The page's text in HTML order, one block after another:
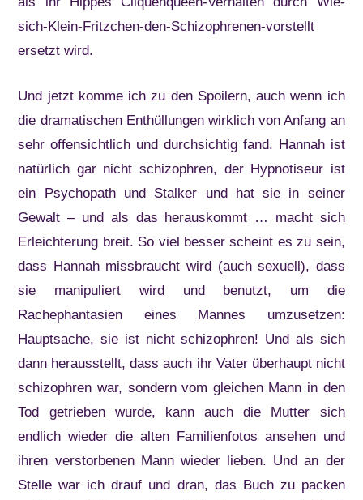
sich-Klein-Fritzchen-den-Schizophrenen-vorstellt
ersetzt wird.
Und jetzt komme ich zu den Spoilern, auch wenn ich
die dramatischen Enthüllungen wirklich von Anfang an
sehr offensichtlich und durchsichtig fand. Hannah ist
natürlich gar nicht schizophren, der Hypnotiseur ist
ein Psychopath und Stalker und hat sie in seiner
Gewalt – und als das herauskommt … macht sich
Erleichterung breit. So viel besser scheint es zu sein,
dass Hannah missbraucht wird (auch sexuell), dass
sie manipuliert wird und benutzt, um die
Rachephantasien eines Mannes umzusetzen:
Hauptsache, sie ist nicht schizophren! Und als sich
dann herausstellt, dass auch ihr Vater überhaupt nicht
schizophren war, sondern vom gleichen Mann in den
Tod getrieben wurde, kann auch die Mutter sich
endlich wieder die alten Familienfotos ansehen und
ihren verstorbenen Mann wieder lieben. Und an der
Stelle war ich drauf und dran, das Buch zu packen